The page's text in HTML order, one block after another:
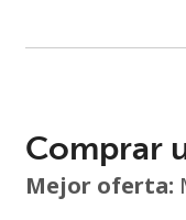
Comprar
Mejor oferta: